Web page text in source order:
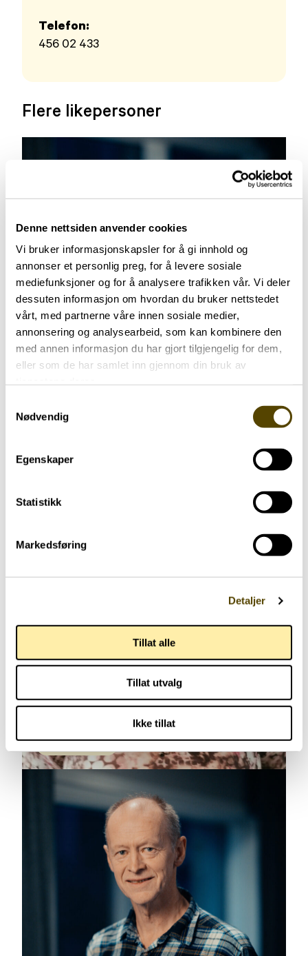
Denne nettsiden anvender cookies
Vi bruker informasjonskapsler for å gi innhold og
annonser et personlig preg, for å levere sosiale
mediefunksjoner og for å analysere trafikken vår. Vi deler
dessuten informasjon om hvordan du bruker nettstedet
vårt, med partnerne våre innen sosiale medier,
annonsering og analysearbeid, som kan kombinere den
med annen informasjon du har gjort tilgjengelig for dem,
eller som de har samlet inn gjennom din bruk av
Nødvendig
Egenskaper
Statistikk
Markedsføring
Detaljer
Tillat alle
Tillat utvalg
Ikke tillat
Telefon:
456 02 433
Flere likepersoner
Har parkinson 62 år